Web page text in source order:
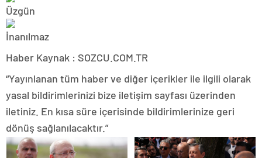
Haber Kaynak : SOZCU.COM.TR
“Yayınlanan tüm haber ve diğer içerikler ile ilgili olarak
yasal bildirimlerinizi bize iletişim sayfası üzerinden
iletiniz. En kısa süre içerisinde bildirimlerinize geri
dönüş sağlanılacaktır.”